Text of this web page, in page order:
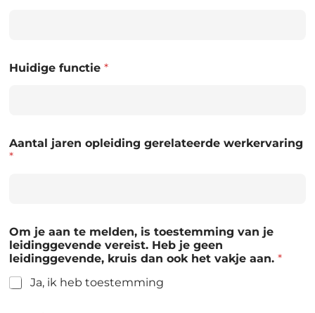
Huidige functie *
Aantal jaren opleiding gerelateerde werkervaring
*
Om je aan te melden, is toestemming van je
leidinggevende vereist. Heb je geen
leidinggevende, kruis dan ook het vakje aan. *
Ja, ik heb toestemming